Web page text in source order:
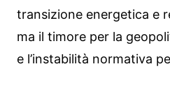
transizione energetica e
ma il timore per la
e l’instabilità normativa